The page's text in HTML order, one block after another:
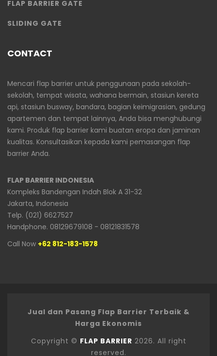
FLAP BARRIER GATE
SLIDING GATE
CONTACT
Mencari flap barrier untuk penggunaan pada sekolah-
sekolah, tempat wisata, wahana bermain, stasiun kereta
api, stasiun busway, bandara, bagian keimigrasian, gedung
apartemen dan tempat lainnya, Anda bisa menghubungi
kami. Produk flap barrier kami buatan eropa dan jaminan
kualitas. Konsultasikan kepada kami pemasangan flap
barrier Anda.
FLAP BARRIER INDONESIA
Kompleks Bandengan Indah Blok A 31-32
Jakarta, Indonesia
Telp. (021) 6627527
Handphone. 08129679108 - 08121831578
Call Now +62 812-183-1578
Jual dan Pasang Flap Barrier Terbaik &
Harga Ekonomis
Copyright © FLAP BARRIER 2026. All right
reserved.